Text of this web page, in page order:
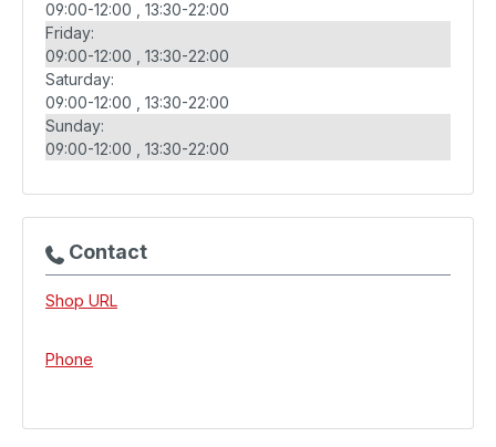
09:00-12:00
13:30-22:00
Friday:
09:00-12:00
13:30-22:00
Saturday:
09:00-12:00
13:30-22:00
Sunday:
09:00-12:00
13:30-22:00
Contact
Shop URL
Phone